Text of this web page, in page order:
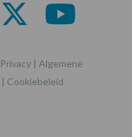
Privacy | Algemene
| Cookiebeleid